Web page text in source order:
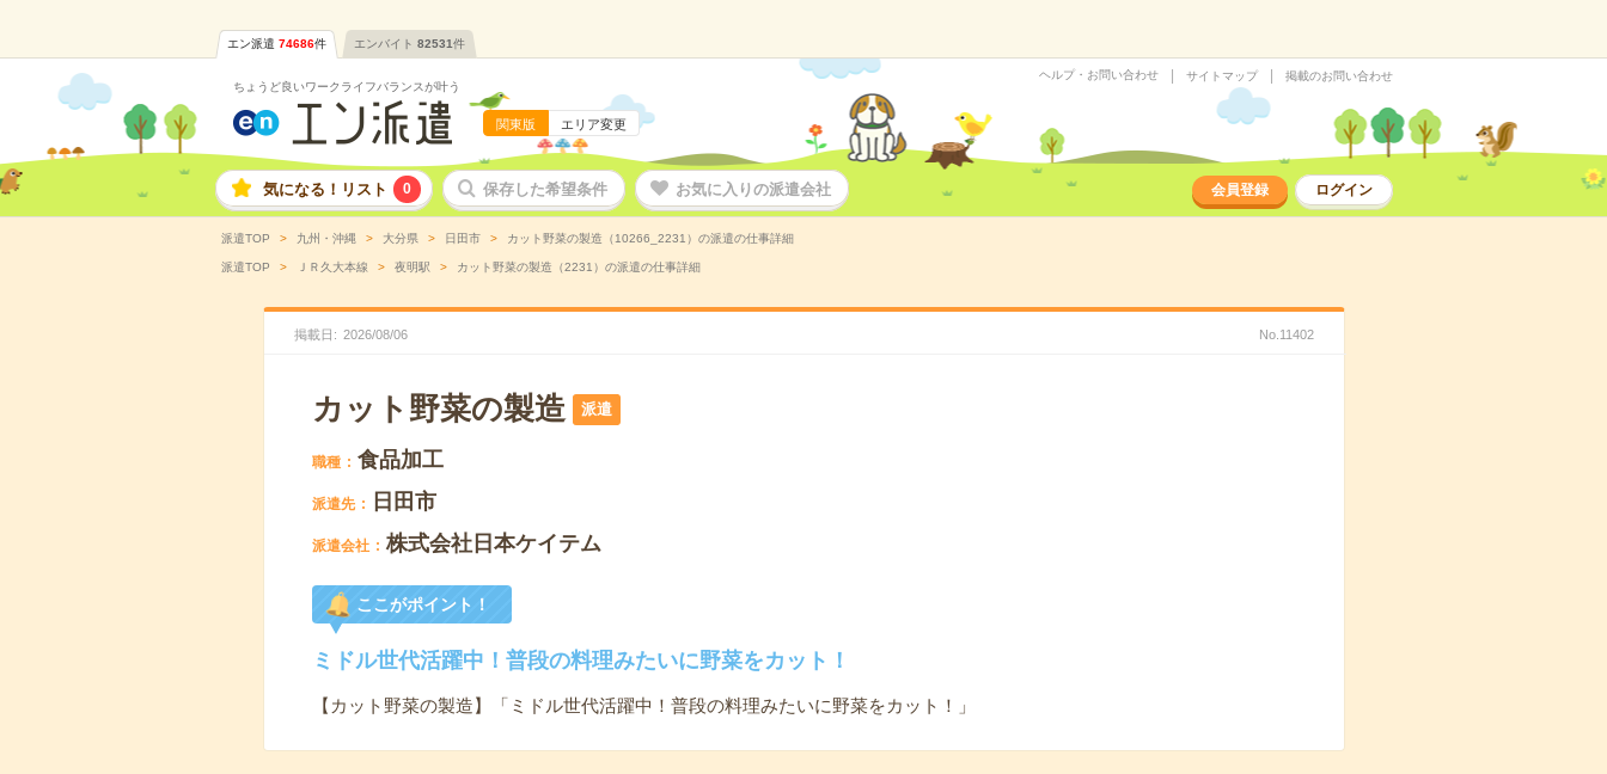
エン派遣 74686件 エンバイト 82531件
ちょうど良いワークライフバランスが叶う
関東版 エリア変更
ヘルプ・お問い合わせ サイトマップ 掲載のお問い合わせ
気になる！リスト 0 保存した希望条件 お気に入りの派遣会社 会員登録 ログイン
派遣TOP 九州・沖縄 大分県 日田市 カット野菜の製造（10266_2231）の派遣の仕事詳細
派遣TOP ＪＲ久大本線 夜明駅 カット野菜の製造（2231）の派遣の仕事詳細
掲載日 2026/08/06 No.11402
カット野菜の製造 派遣
職種 食品加工
派遣先 日田市
派遣会社 株式会社日本ケイテム
ここがポイント！
ミドル世代活躍中！普段の料理みたいに野菜をカット！
【カット野菜の製造】「ミドル世代活躍中！普段の料理みたいに野菜をカット！」